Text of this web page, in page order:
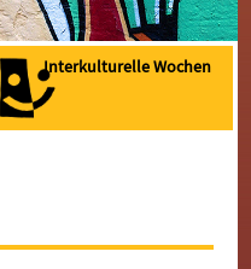
Interkulturelle Wochen